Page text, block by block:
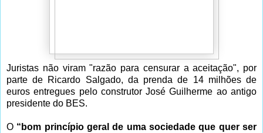
Juristas não viram "razão para censurar a aceitação", por
parte de Ricardo Salgado, da prenda de 14 milhões de
euros entregues pelo construtor José Guilherme ao antigo
presidente do BES.
O “bom princípio geral de uma sociedade que quer ser